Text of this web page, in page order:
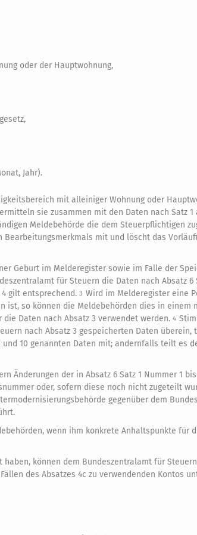
oder der Hauptwohnung,
Jahr).
mit alleiniger Wohnung oder
sie zusammen mit den Daten nach Satz
Meldebehörde die dem Steuerpflichtigen
mit und löscht das
Geburt im Melderegister sowie im Falle der
für Steuern die Daten nach Absatz 6
4 gilt entsprechend. 3 Wird im Melderegister eine
ist, so können die Meldebehörden dies in einem
Daten nach Absatz 3 verwendet werden. 4
nach Absatz 3 gespeicherten Daten
10 genannten Daten mit; andernfalls teilt es
Änderungen der in Absatz 6 Satz 1 Nummer 1
oder, sofern diese noch nicht zugeteilt
gegenüber dem
wenn ihm konkrete Anhaltspunkte für
können dem Bundeszentralamt für
des Absatzes 4c zu verwendenden Kontos